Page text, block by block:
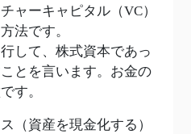
ャーキャピタル（VC）
法です。
して、株式資本であっ
とを言います。お金の
す。
（資産を現金化する）